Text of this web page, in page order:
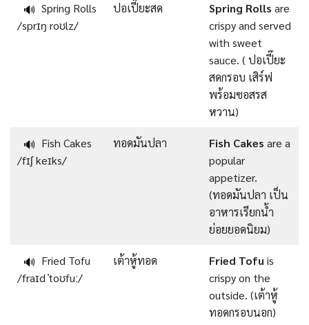
🔊 Spring Rolls
/sprɪŋ roʊlz/
ปอเปี๊ยะสด Spring Rolls are
crispy and served
with sweet
sauce. ( ปอเปี๊ยะ
สดกรอบ เสิร์ฟ
พร้อมซอสรส
หวาน)
🔊 Fish Cakes
/fɪʃ keɪks/
ทอดมันปลา Fish Cakes are a
popular
appetizer.
(ทอดมันปลา เป็น
อาหารเรียกน้ำ
ย่อยยอดนิยม)
🔊 Fried Tofu
/fraɪd ˈtoʊfuː/
เต้าหู้ทอด Fried Tofuis
crispy on the
outside. (เต้าหู้
ทอดกรอบนอก)